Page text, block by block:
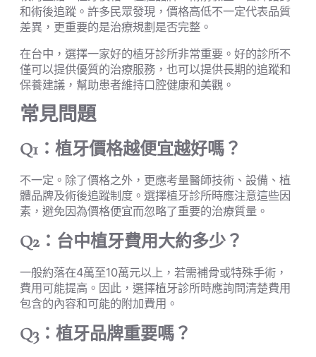
和術後追蹤。許多民眾發現，價格高低不一定代表品質
差異，更重要的是治療規劃是否完整。
在台中，選擇一家好的植牙診所非常重要。好的診所不
僅可以提供優質的治療服務，也可以提供長期的追蹤和
保養建議，幫助患者維持口腔健康和美觀。
常見問題
Q1：植牙價格越便宜越好嗎？
不一定。除了價格之外，更應考量醫師技術、設備、植
體品牌及術後追蹤制度。選擇植牙診所時應注意這些因
素，避免因為價格便宜而忽略了重要的治療質量。
Q2：台中植牙費用大約多少？
一般約落在4萬至10萬元以上，若需補骨或特殊手術，
費用可能提高。因此，選擇植牙診所時應詢問清楚費用
包含的內容和可能的附加費用。
Q3：植牙品牌重要嗎？